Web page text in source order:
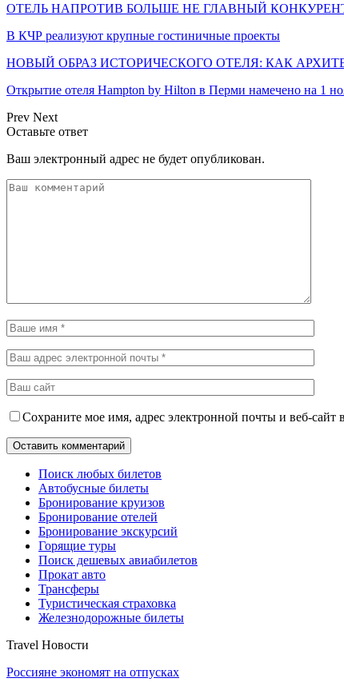
ОТЕЛЬ НАПРОТИВ БОЛЬШЕ НЕ ГЛАВНЫЙ
В КЧР реализуют крупные гостиничные проекты
НОВЫЙ ОБРАЗ ИСТОРИЧЕСКОГО ОТЕЛЯ: КАК
Открытие отеля Hampton by Hilton в Перми намечено на 1
Prev Next
Оставьте ответ
Ваш электронный адрес не будет опубликован.
Сохраните мое имя, адрес электронной почты и веб-сайт
Поиск любых билетов
Автобусные билеты
Бронирование круизов
Бронирование отелей
Бронирование экскурсий
Горящие туры
Поиск дешевых авиабилетов
Прокат авто
Трансферы
Туристическая страховка
Железнодорожные билеты
Travel Новости
Россияне экономят на отпусках